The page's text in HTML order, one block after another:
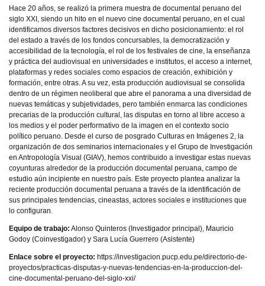
Hace 20 años, se realizó la primera muestra de documental peruano del
siglo XXI, siendo un hito en el nuevo cine documental peruano, en el cual
identificamos diversos factores decisivos en dicho posicionamiento: el rol
del estado a través de los fondos concursables, la democratización y
accesibilidad de la tecnología, el rol de los festivales de cine, la enseñanza
y práctica del audiovisual en universidades e institutos, el acceso a internet,
plataformas y redes sociales como espacios de creación, exhibición y
formación, entre otras. A su vez, esta producción audiovisual se consolida
dentro de un régimen neoliberal que abre el panorama a una diversidad de
nuevas temáticas y subjetividades, pero también enmarca las condiciones
precarias de la producción cultural, las disputas en torno al libre acceso a
los medios y el poder performativo de la imagen en el contexto socio
político peruano. Desde el curso de posgrado Culturas en Imágenes 2, la
organización de dos seminarios internacionales y el Grupo de Investigación
en Antropología Visual (GIAV), hemos contribuido a investigar estas nuevas
coyunturas alrededor de la producción documental peruana, campo de
estudio aún incipiente en nuestro país. Este proyecto plantea analizar la
reciente producción documental peruana a través de la identificación de
sus principales tendencias, cineastas, actores sociales e instituciones que
lo configuran.
Equipo de trabajo: Alonso Quinteros (Investigador principal), Mauricio
Godoy (Coinvestigador) y Sara Lucía Guerrero (Asistente)
Enlace sobre el proyecto: https://investigacion.pucp.edu.pe/directorio-de-
proyectos/practicas-disputas-y-nuevas-tendencias-en-la-produccion-del-
cine-documental-peruano-del-siglo-xxi/